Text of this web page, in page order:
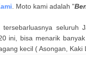
. Moto kami adalah "
tersebarluasnya seluruh
ini, bisa menarik
kecil ( Asongan, Kaki